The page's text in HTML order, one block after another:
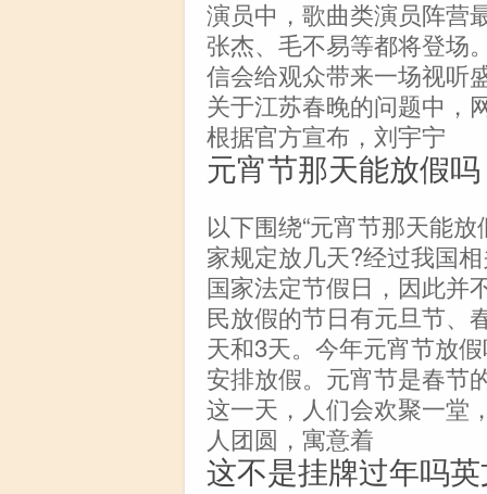
演员中，歌曲类演员阵营
张杰、毛不易等都将登场
信会给观众带来一场视听
关于江苏春晚的问题中，
根据官方宣布，刘宇宁
元宵节那天能放假吗
以下围绕“元宵节那天能
家规定放几天?经过我国
国家法定节假日，因此并
民放假的节日有元旦节、
天和3天。今年元宵节放
安排放假。元宵节是春节
这一天，人们会欢聚一堂
人团圆，寓意着
这不是挂牌过年吗